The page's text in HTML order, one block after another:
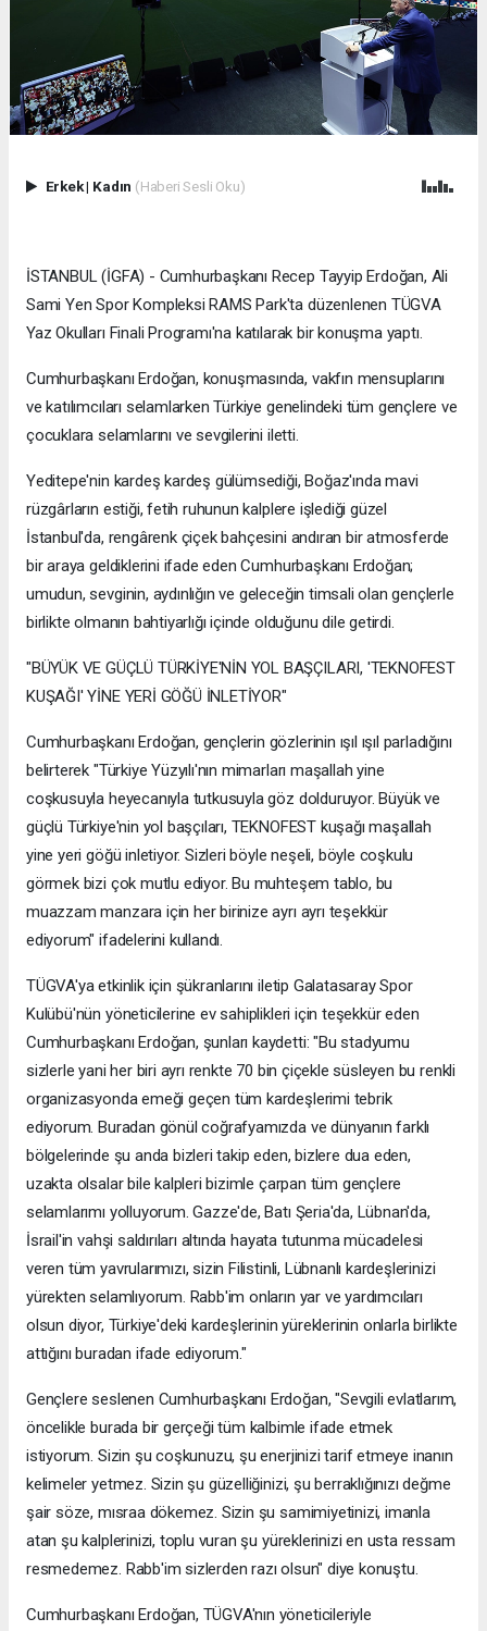
Erkek| Kadın (Haberi Sesli Oku)
İSTANBUL (İGFA) - Cumhurbaşkanı Recep Tayyip Erdoğan, Ali
Sami Yen Spor Kompleksi RAMS Park'ta düzenlenen TÜGVA
Yaz Okulları Finali Programı'na katılarak bir konuşma yaptı.
Cumhurbaşkanı Erdoğan, konuşmasında, vakfın mensuplarını
ve katılımcıları selamlarken Türkiye genelindeki tüm gençlere ve
çocuklara selamlarını ve sevgilerini iletti.
Yeditepe'nin kardeş kardeş gülümsediği, Boğaz'ında mavi
rüzgârların estiği, fetih ruhunun kalplere işlediği güzel
İstanbul'da, rengârenk çiçek bahçesini andıran bir atmosferde
bir araya geldiklerini ifade eden Cumhurbaşkanı Erdoğan;
umudun, sevginin, aydınlığın ve geleceğin timsali olan gençlerle
birlikte olmanın bahtiyarlığı içinde olduğunu dile getirdi.
"BÜYÜK VE GÜÇLÜ TÜRKİYE'NİN YOL BAŞÇILARI, 'TEKNOFEST
KUŞAĞI' YİNE YERİ GÖĞÜ İNLETİYOR"
Cumhurbaşkanı Erdoğan, gençlerin gözlerinin ışıl ışıl parladığını
belirterek "Türkiye Yüzyılı'nın mimarları maşallah yine
coşkusuyla heyecanıyla tutkusuyla göz dolduruyor. Büyük ve
güçlü Türkiye'nin yol başçıları, TEKNOFEST kuşağı maşallah
yine yeri göğü inletiyor. Sizleri böyle neşeli, böyle coşkulu
görmek bizi çok mutlu ediyor. Bu muhteşem tablo, bu
muazzam manzara için her birinize ayrı ayrı teşekkür
ediyorum" ifadelerini kullandı.
TÜGVA'ya etkinlik için şükranlarını iletip Galatasaray Spor
Kulübü'nün yöneticilerine ev sahiplikleri için teşekkür eden
Cumhurbaşkanı Erdoğan, şunları kaydetti: "Bu stadyumu
sizlerle yani her biri ayrı renkte 70 bin çiçekle süsleyen bu renkli
organizasyonda emeği geçen tüm kardeşlerimi tebrik
ediyorum. Buradan gönül coğrafyamızda ve dünyanın farklı
bölgelerinde şu anda bizleri takip eden, bizlere dua eden,
uzakta olsalar bile kalpleri bizimle çarpan tüm gençlere
selamlarımı yolluyorum. Gazze'de, Batı Şeria'da, Lübnan'da,
İsrail'in vahşi saldırıları altında hayata tutunma mücadelesi
veren tüm yavrularımızı, sizin Filistinli, Lübnanlı kardeşlerinizi
yürekten selamlıyorum. Rabb'im onların yar ve yardımcıları
olsun diyor, Türkiye'deki kardeşlerinin yüreklerinin onlarla birlikte
attığını buradan ifade ediyorum."
Gençlere seslenen Cumhurbaşkanı Erdoğan, "Sevgili evlatlarım,
öncelikle burada bir gerçeği tüm kalbimle ifade etmek
istiyorum. Sizin şu coşkunuzu, şu enerjinizi tarif etmeye inanın
kelimeler yetmez. Sizin şu güzelliğinizi, şu berraklığınızı değme
şair söze, mısraa dökemez. Sizin şu samimiyetinizi, imanla
atan şu kalplerinizi, toplu vuran şu yüreklerinizi en usta ressam
resmedemez. Rabb'im sizlerden razı olsun" diye konuştu.
Cumhurbaşkanı Erdoğan, TÜGVA'nın yöneticileriyle